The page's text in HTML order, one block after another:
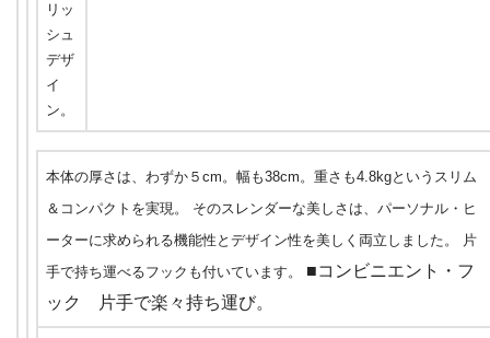
本体の厚さは、わずか５cm。幅も38cm。重さも4.8kgというスリム
＆コンパクトを実現。 そのスレンダーな美しさは、パーソナル・ヒ
ーターに求められる機能性とデザイン性を美しく両立しました。 片
手で持ち運べるフックも付いています。
■コンビニエント・フ
ック 片手で楽々持ち運び。